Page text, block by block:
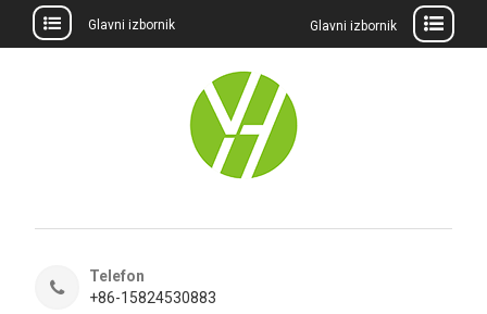
Glavni izbornik Glavni izbornik
Telefon
+86-15824530883